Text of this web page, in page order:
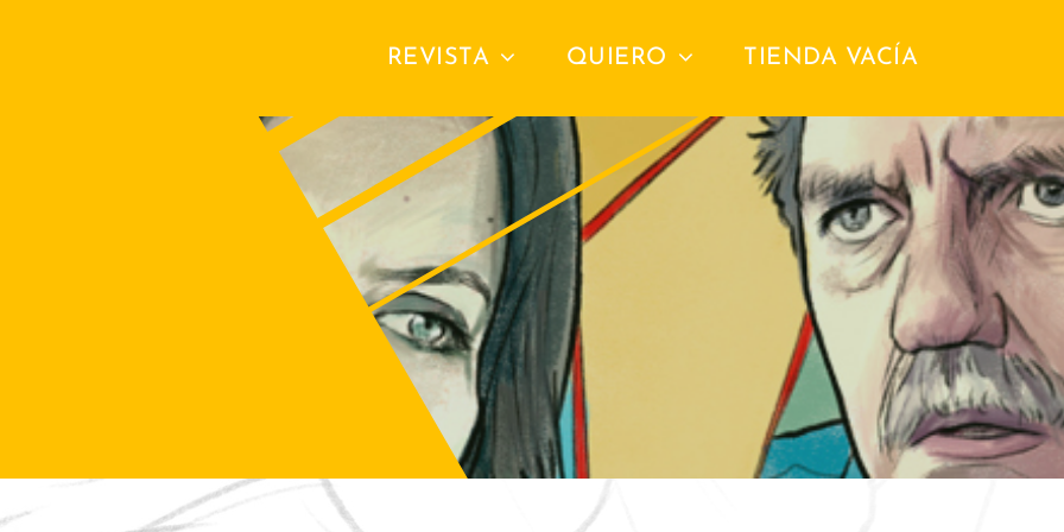
REVISTA QUIERO TIENDA VACÍA